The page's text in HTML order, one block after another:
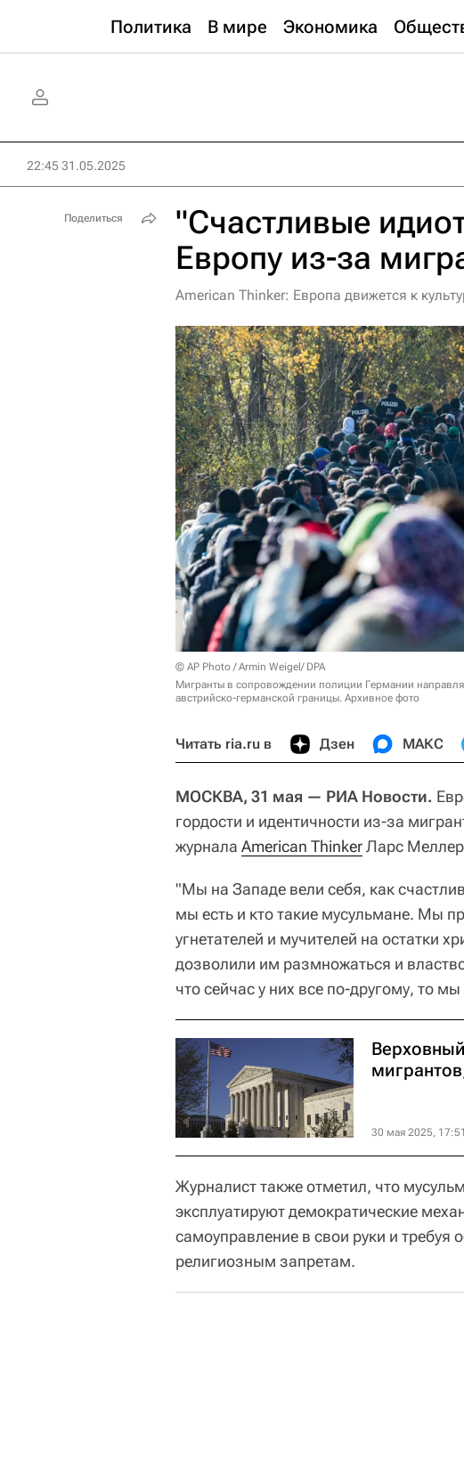
Политика В мире Экономика
22:45 31.05.2025
"Счастливые
Европу из-за
American Thinker: Европа движется к
© AP Photo / Armin Weigel/ DPA
Мигранты в сопровождении полиции Германии
австрийско-германской границы. Архивное фото
Читать ria.ru в Дзен МАКС
МОСКВА, 31 мая — РИА Новости.
гордости и идентичности из-за
журнала American ThinkerЛарс
"Мы на Западе вели себя, как
мы есть и кто такие мусульмане. Мы
угнетателей и мучителей на остатки
дозволили им размножаться и
что сейчас у них все по-другому, то
30 мая 2025, 17:51
Журналист также отметил, что
эксплуатируют демократические
самоуправление в свои руки и
религиозным запретам.
Поделиться